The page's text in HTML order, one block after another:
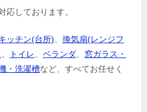
応しております。
ッチン(台所)
換気扇(レンジフ
トイレ ベランダ
窓ガラス・
・洗濯槽など、すべてお任せく